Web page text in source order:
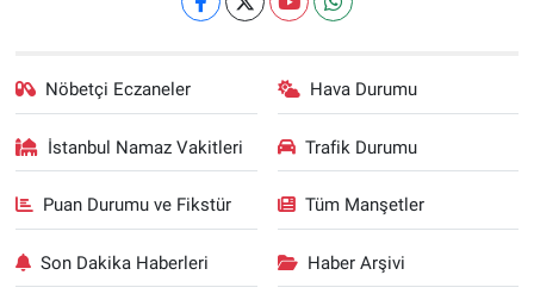
Nöbetçi Eczaneler Hava Durumu
İstanbul Namaz Vakitleri Trafik Durumu
Puan Durumu ve Fikstür Tüm Manşetler
Son Dakika Haberleri Haber Arşivi